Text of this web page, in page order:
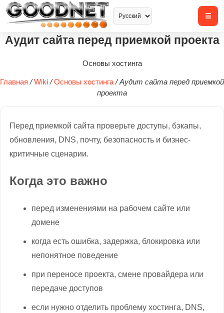
Аудит сайта перед приемкой проекта
Основы хостинга
Главная / Wiki / Основы хостинга / Аудит сайта перед приемкой
проекта
Перед приемкой сайта проверьте доступы, бэкапы,
обновления, DNS, почту, безопасность и бизнес-
критичные сценарии.
Когда это важно
перед изменениями на рабочем сайте или
домене
когда есть ошибка, задержка, блокировка или
непонятное поведение
при переносе проекта, смене провайдера или
передаче доступов
если нужно отделить проблему хостинга, DNS,